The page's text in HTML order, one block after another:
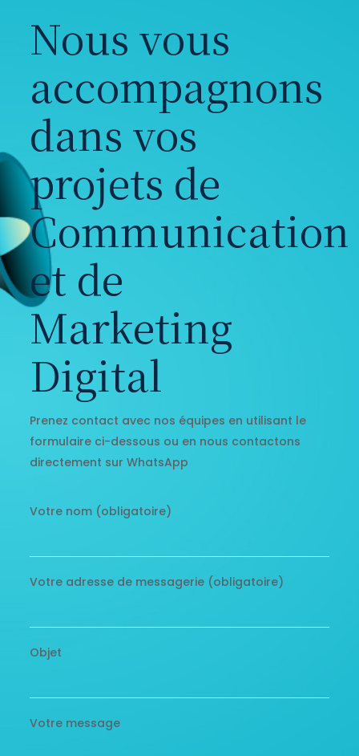
Nous vous
accompagnons
dans vos
projets de
Communication
et de
Marketing
Digital
Prenez contact avec nos équipes en utilisant le
formulaire ci-dessous ou en nous contactons
directement sur WhatsApp
Votre nom (obligatoire)
Votre adresse de messagerie (obligatoire)
Objet
Votre message